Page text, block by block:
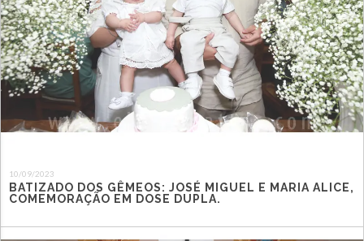
10/09/2023
BATIZADO DOS GÊMEOS: JOSÉ MIGUEL E MARIA ALICE,
COMEMORAÇÃO EM DOSE DUPLA.